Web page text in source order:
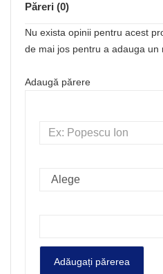
Păreri (0)
Nu exista opinii pentru acest
de mai jos pentru a adauga un
Adaugă părere